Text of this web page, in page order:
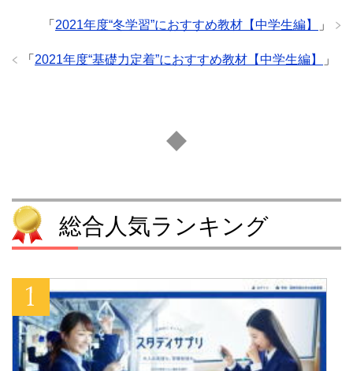
「 2021年度“冬学習”におすすめ教材【中学生編】 」
「 2021年度“基礎力定着”におすすめ教材【中学生編】 」
総合人気ランキング